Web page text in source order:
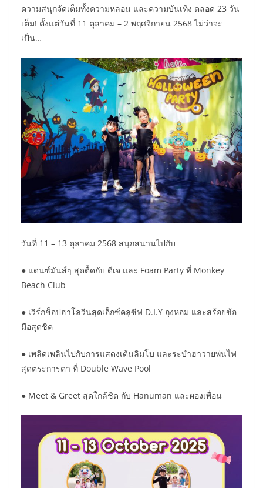
ความสนุกจัดเต็มทั้งความหลอน และความบันเทิง ตลอด 23 วัน
เต็ม! ตั้งแต่วันที่ 11 ตุลาคม – 2 พฤศจิกายน 2568 ไม่ว่าจะ
เป็น…
วันที่ 11 – 13 ตุลาคม 2568 สนุกสนานไปกับ
● แดนซ์มันส์ๆ สุดตื้ดกับ ดีเจ และ Foam Party ที่ Monkey
Beach Club
● เวิร์กช็อปฮาโลวีนสุดเอ็กซ์คลูซีฟ D.I.Y ถุงหอม และสร้อยข้อ
มือสุดชิค
● เพลิดเพลินไปกับการแสดงเต้นลิมโบ และระบำฮาวายพ่นไฟ
สุดตระการตา ที่ Double Wave Pool
● Meet & Greet สุดใกล้ชิด กับ Hanuman และผองเพื่อน